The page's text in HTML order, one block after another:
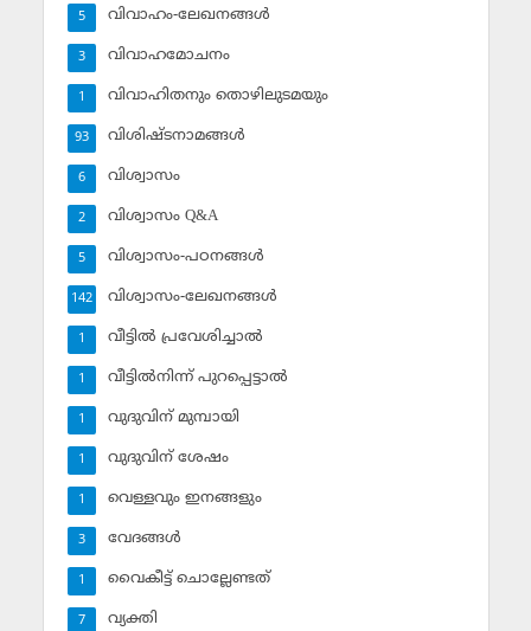
വിവാഹം-ലേഖനങ്ങള്‍
5
വിവാഹമോചനം
3
വിവാഹിതനും തൊഴിലുടമയും
1
വിശിഷ്ടനാമങ്ങള്‍
93
വിശ്വാസം
6
വിശ്വാസം Q&A
2
വിശ്വാസം-പഠനങ്ങള്‍
5
വിശ്വാസം-ലേഖനങ്ങള്‍
142
വീട്ടില്‍ പ്രവേശിച്ചാല്‍
1
വീട്ടില്‍നിന്ന് പുറപ്പെട്ടാല്‍
1
വുദുവിന് മുമ്പായി
1
വുദുവിന് ശേഷം
1
വെള്ളവും ഇനങ്ങളും
1
വേദങ്ങള്‍
3
വൈകീട്ട് ചൊല്ലേണ്ടത്
1
വ്യക്തി
7